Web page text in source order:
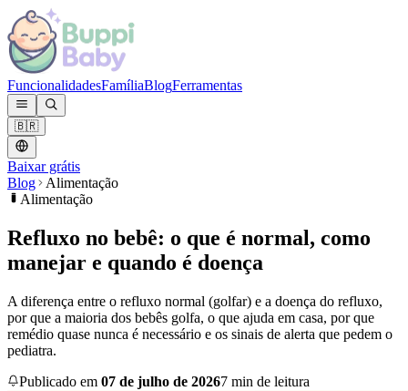
FuncionalidadesFamíliaBlogFerramentas
🇧🇷
Baixar grátis
Blog
Alimentação
Alimentação
Refluxo no bebê: o que é normal, como
manejar e quando é doença
A diferença entre o refluxo normal (golfar) e a doença do refluxo,
por que a maioria dos bebês golfa, o que ajuda em casa, por que
remédio quase nunca é necessário e os sinais de alerta que pedem o
pediatra.
Publicado em 07 de julho de 20267 min de leitura